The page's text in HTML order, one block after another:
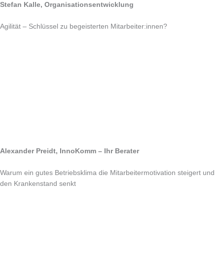
Stefan Kalle, Organisationsentwicklung
Agilität – Schlüssel zu begeisterten Mitarbeiter:innen?
Alexander Preidt, InnoKomm – Ihr Berater
Warum ein gutes Betriebsklima die Mitarbeitermotivation steigert und
den Krankenstand senkt